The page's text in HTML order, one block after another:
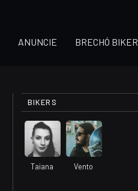
ANUNCIE BRECHÓ BIKER
BIKERS
Taiana Vento